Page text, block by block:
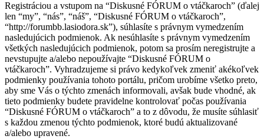
Registráciou a vstupom na “Diskusné FÓRUM o vtáčkaroch” (ďalej
len “my”, “nás”, “náš”, “Diskusné FÓRUM o vtáčkaroch”,
“http://forumbb.lasiodora.sk”), súhlasíte s právnym vymedzením
nasledujúcich podmienok. Ak nesúhlasíte s právnym vymedzením
všetkých nasledujúcich podmienok, potom sa prosím neregistrujte a
nevstupujte a/alebo nepoužívajte “Diskusné FÓRUM o
vtáčkaroch”. Vyhradzujeme si právo kedykoľvek zmeniť akékoľvek
podmienky používania tohoto portálu, pričom urobíme všetko preto,
aby sme Vás o týchto zmenách informovali, avšak bude vhodné, ak
tieto podmienky budete pravidelne kontrolovať počas používania
“Diskusné FÓRUM o vtáčkaroch” a to z dôvodu, že musíte súhlasiť
s každou zmenou týchto podmienok, ktoré budú aktualizované
a/alebo upravené.